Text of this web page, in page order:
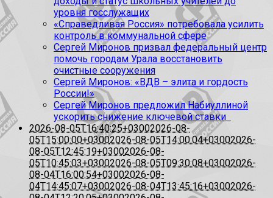
уровня госслужащих
«Справедливая Россия» потребовала усилить
контроль в коммунальной сфере
Сергей Миронов призвал федеральный центр
помочь городам Урала восстановить
очистные сооружения
Сергей Миронов: «ВДВ – элита и гордость
России!»
Сергей Миронов предложил Набиуллиной
ускорить снижение ключевой ставки
2026-08-05T16:40:25+03002026-08-
05T15:00:00+03002026-08-05T14:00:04+03002026-
08-05T12:45:19+03002026-08-
05T10:45:03+03002026-08-05T09:30:08+03002026-
08-04T16:00:54+03002026-08-
04T14:45:07+03002026-08-04T13:45:16+03002026-